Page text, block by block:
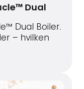
Dual
Dual Boiler.
– hvilken